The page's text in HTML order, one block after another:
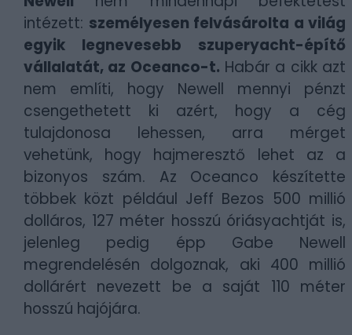
intézett: személyesen felvásárolta a világ
egyik legnevesebb szuperyacht-építő
vállalatát, az Oceanco-t. Habár a cikk azt
nem említi, hogy Newell mennyi pénzt
csengethetett ki azért, hogy a cég
tulajdonosa lehessen, arra mérget
vehetünk, hogy hajmeresztő lehet az a
bizonyos szám. Az Oceanco készítette
többek közt például Jeff Bezos 500 millió
dolláros, 127 méter hosszú óriásyachtját is,
jelenleg pedig épp Gabe Newell
megrendelésén dolgoznak, aki 400 millió
dollárért nevezett be a saját 110 méter
hosszú hajójára.